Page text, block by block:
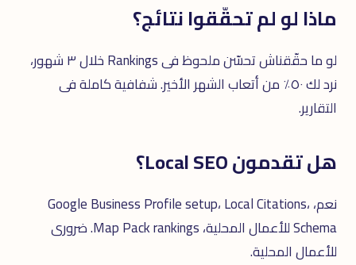
ماذا لو لم تحقّقوا نتائج؟
لو ما حقّقناش تحسّن ملحوظ فى Rankings خلال ٣ شهور،
نرد لك ٥٠٪ من أتعاب الشهر الأخير. شفافية كاملة فى
التقارير.
هل تقدمون Local SEO؟
نعم، Google Business Profile setup، Local Citations،
Schema للأعمال المحلية، Map Pack rankings. ضرورى
للأعمال المحلية.